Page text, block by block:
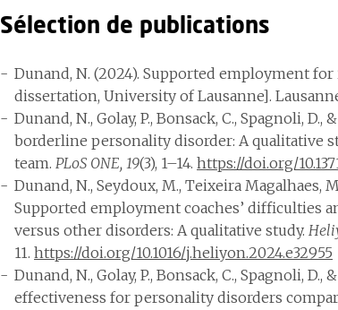
Sélection de publications
Dunand, N. (2024). Supported employment
dissertation, University of Lausanne].
Dunand, N., Golay, P., Bonsack, C., Spagnoli,
borderline personality disorder: A qualitative
team. PLoS ONE, 19(3), 1–14. https://doi.org/
Dunand, N., Seydoux, M., Teixeira Magalhaes,
Supported employment coaches’ difficulties
versus other disorders: A qualitative study.
11. https://doi.org/10.1016/j.heliyon.2024.e32955
Dunand, N., Golay, P., Bonsack, C., Spagnoli,
effectiveness for personality disorders